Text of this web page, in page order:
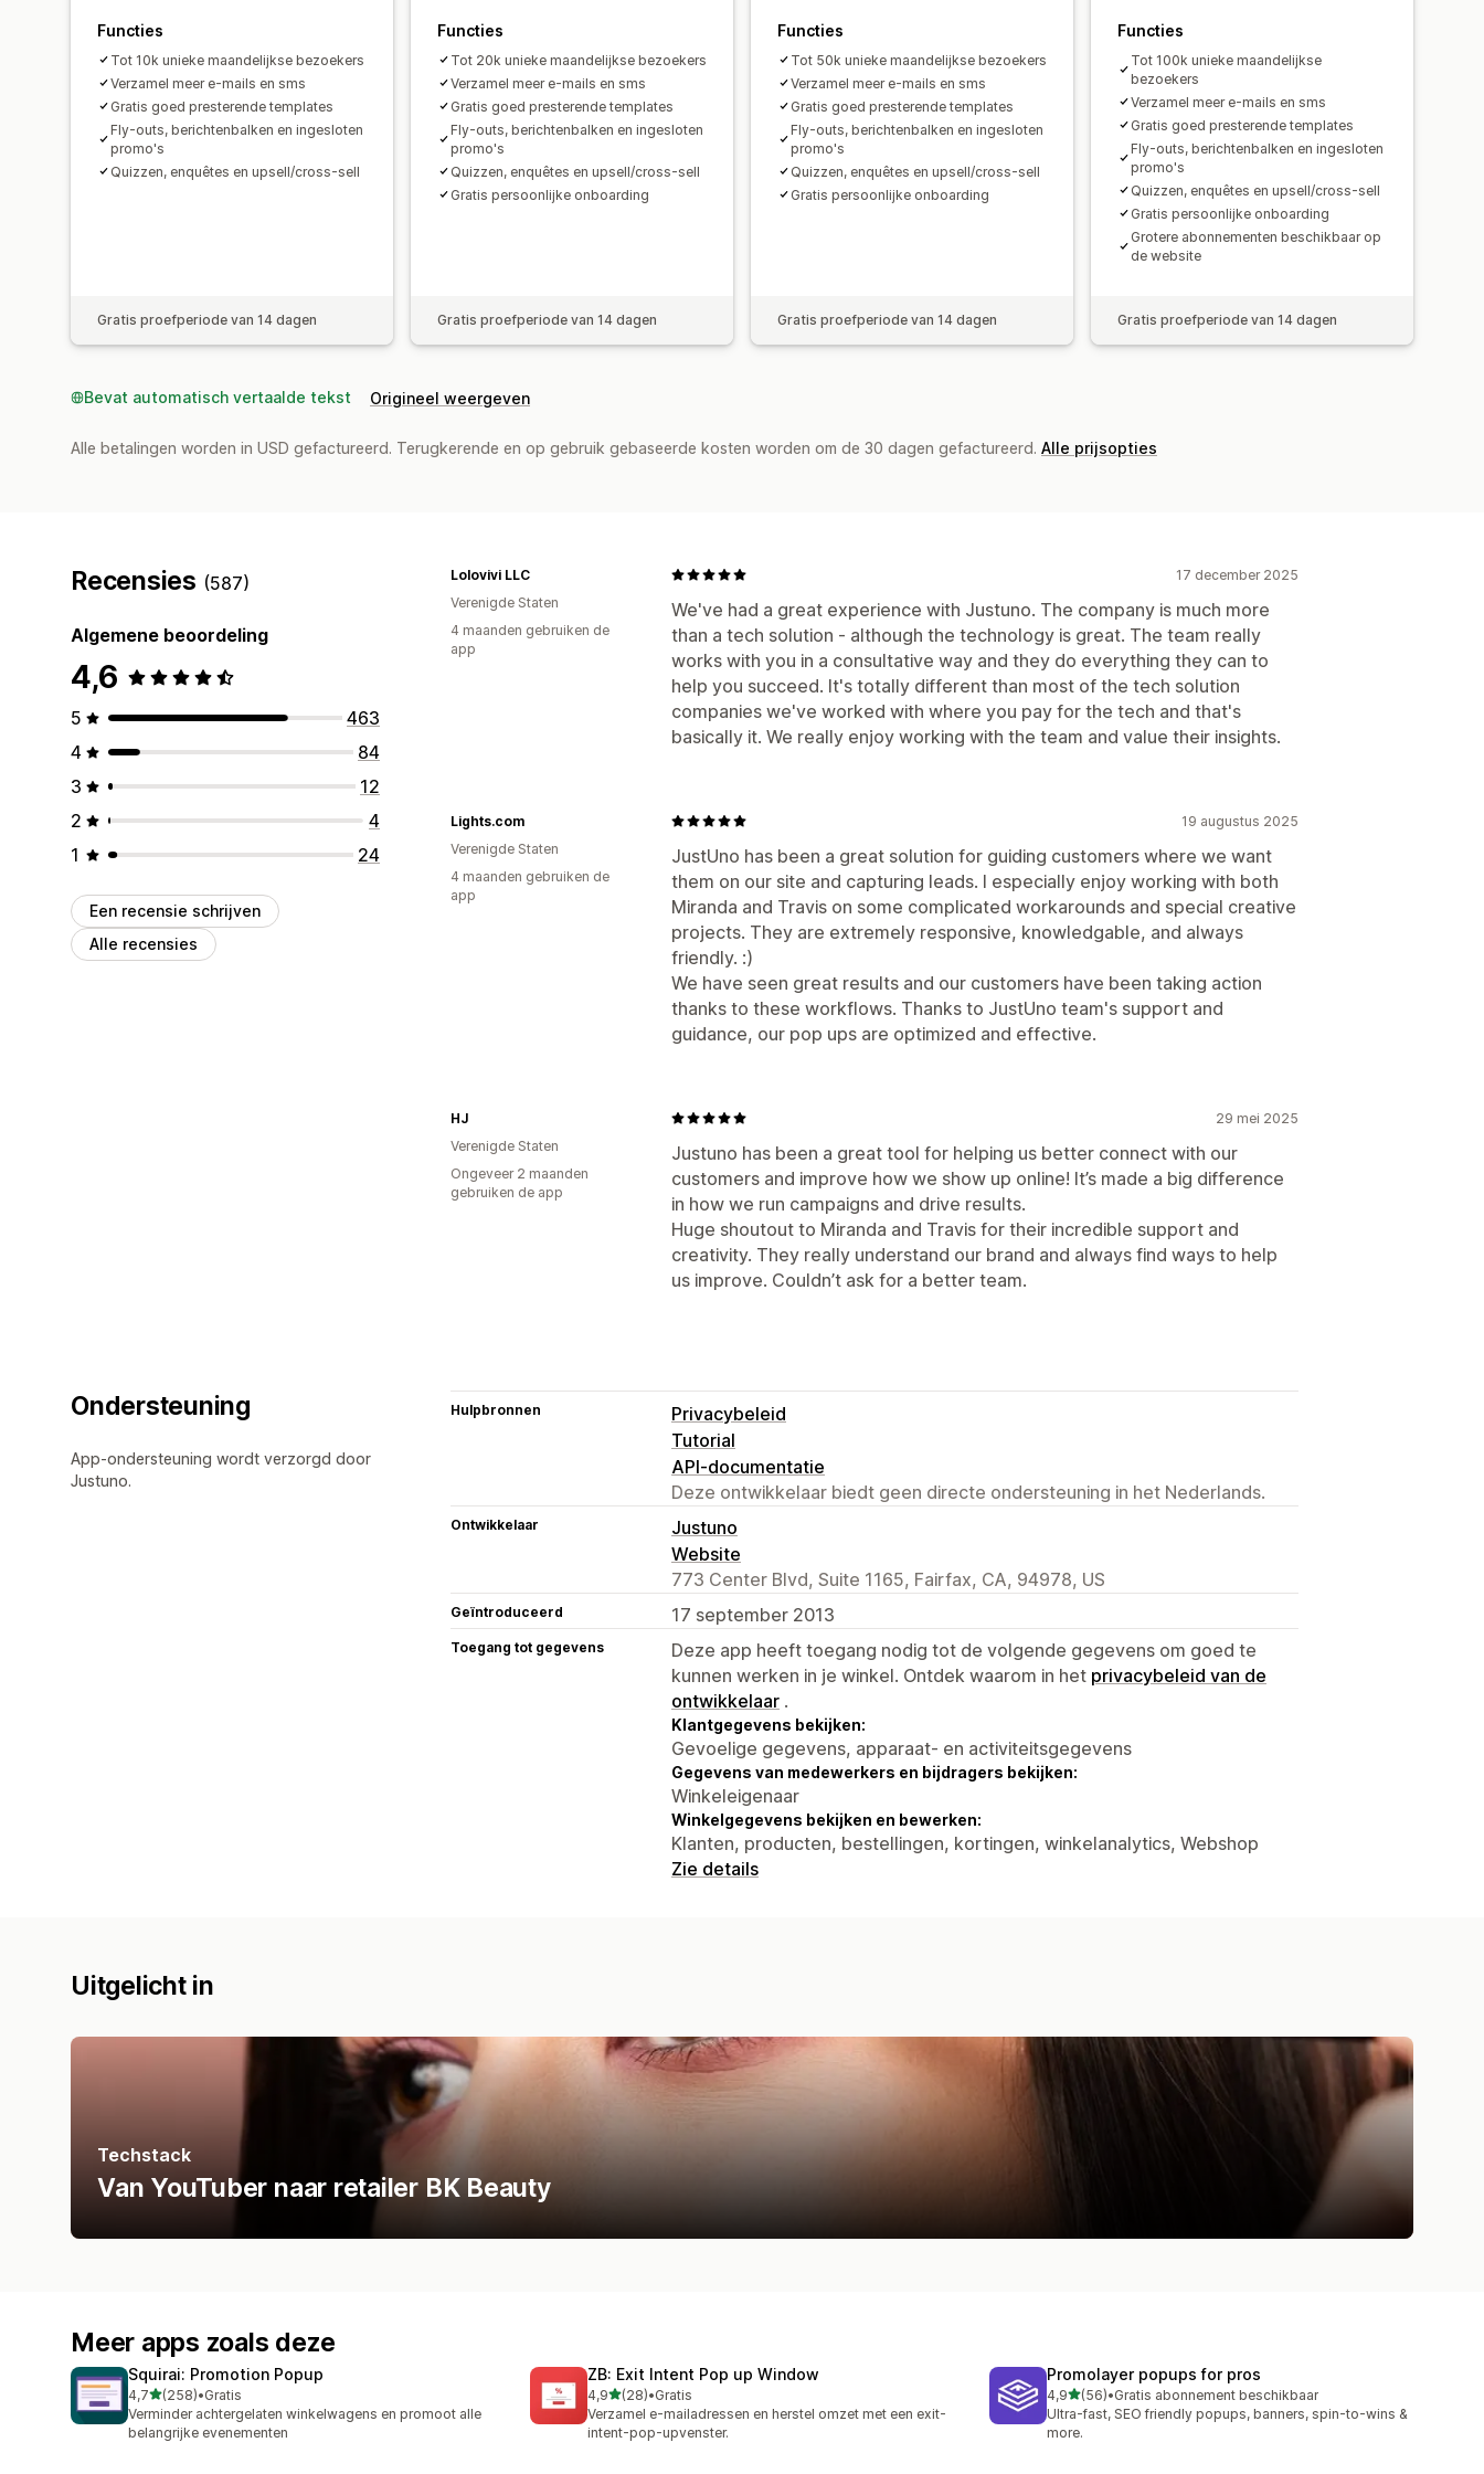
Functies
Tot 10k unieke maandelijkse bezoekers
Verzamel meer e-mails en sms
Gratis goed presterende templates
Fly-outs, berichtenbalken en ingesloten
promo's
Quizzen, enquêtes en upsell/cross-sell
Gratis proefperiode van 14 dagen
Functies
Tot 20k unieke maandelijkse bezoekers
Verzamel meer e-mails en sms
Gratis goed presterende templates
Fly-outs, berichtenbalken en ingesloten
promo's
Quizzen, enquêtes en upsell/cross-sell
Gratis persoonlijke onboarding
Gratis proefperiode van 14 dagen
Functies
Tot 50k unieke maandelijkse bezoekers
Verzamel meer e-mails en sms
Gratis goed presterende templates
Fly-outs, berichtenbalken en ingesloten
promo's
Quizzen, enquêtes en upsell/cross-sell
Gratis persoonlijke onboarding
Gratis proefperiode van 14 dagen
Functies
Tot 100k unieke maandelijkse
bezoekers
Verzamel meer e-mails en sms
Gratis goed presterende templates
Fly-outs, berichtenbalken en ingesloten
promo's
Quizzen, enquêtes en upsell/cross-sell
Gratis persoonlijke onboarding
Grotere abonnementen beschikbaar op
de website
Gratis proefperiode van 14 dagen
Bevat automatisch vertaalde tekst Origineel weergeven
Alle betalingen worden in USD gefactureerd. Terugkerende en op gebruik gebaseerde kosten worden om de 30 dagen gefactureerd. Alle prijsopties
Recensies (587)
Algemene beoordeling
4,6
5
463
4
84
3
12
2
4
1
24
Een recensie schrijven
Alle recensies
17 december 2025
We've had a great experience with Justuno. The company is much more
than a tech solution - although the technology is great. The team really
works with you in a consultative way and they do everything they can to
help you succeed. It's totally different than most of the tech solution
companies we've worked with where you pay for the tech and that's
basically it. We really enjoy working with the team and value their insights.
Lolovivi LLC
Verenigde Staten
4 maanden gebruiken de
app
19 augustus 2025
JustUno has been a great solution for guiding customers where we want
them on our site and capturing leads. I especially enjoy working with both
Miranda and Travis on some complicated workarounds and special creative
projects. They are extremely responsive, knowledgable, and always
friendly. :)
We have seen great results and our customers have been taking action
thanks to these workflows. Thanks to JustUno team's support and
guidance, our pop ups are optimized and effective.
Lights.com
Verenigde Staten
4 maanden gebruiken de
app
29 mei 2025
Justuno has been a great tool for helping us better connect with our
customers and improve how we show up online! It’s made a big difference
in how we run campaigns and drive results.
Huge shoutout to Miranda and Travis for their incredible support and
creativity. They really understand our brand and always find ways to help
us improve. Couldn’t ask for a better team.
HJ
Verenigde Staten
Ongeveer 2 maanden
gebruiken de app
Ondersteuning
App-ondersteuning wordt verzorgd door
Justuno.
Hulpbronnen
Privacybeleid
Tutorial
API-documentatie
Deze ontwikkelaar biedt geen directe ondersteuning in het Nederlands.
Ontwikkelaar
Justuno
Website
773 Center Blvd, Suite 1165, Fairfax, CA, 94978, US
Geïntroduceerd 17 september 2013
Toegang tot gegevens
Deze app heeft toegang nodig tot de volgende gegevens om goed te
kunnen werken in je winkel. Ontdek waarom in het privacybeleid van de
ontwikkelaar .
Klantgegevens bekijken:
Gevoelige gegevens, apparaat- en activiteitsgegevens
Gegevens van medewerkers en bijdragers bekijken:
Winkeleigenaar
Winkelgegevens bekijken en bewerken:
Klanten, producten, bestellingen, kortingen, winkelanalytics, Webshop
Zie details
Uitgelicht in
Techstack
Van YouTuber naar retailer BK Beauty
Meer apps zoals deze
Squirai: Promotion Popup
4,7van 5 sterren
(258)
258 recensies in totaal
•Gratis
Verminder achtergelaten winkelwagens en promoot alle
belangrijke evenementen
ZB: Exit Intent Pop up Window
4,9van 5 sterren
(28)
28 recensies in totaal
•Gratis
Verzamel e-mailadressen en herstel omzet met een exit-
intent-pop-upvenster.
Promolayer popups for pros
4,9van 5 sterren
(56)
56 recensies in totaal
•Gratis abonnement beschikbaar
Ultra-fast, SEO friendly popups, banners, spin-to-wins &
more.